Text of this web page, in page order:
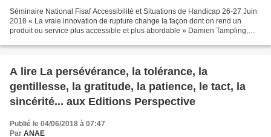
Séminaire National Fisaf Accessibilité et Situations de Handicap 26-27 Juin
2018 « La vraie innovation de rupture change la façon dont on rend un
produit ou service plus accessible et plus abordable » Damien Tampling,
A lire La persévérance, la tolérance, la
gentillesse, la gratitude, la patience, le tact, la
sincérité... aux Editions Perspective
Publié le 04/06/2018 à 07:47
Par ANAE